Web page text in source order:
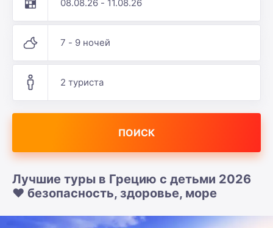
08.08.26 - 11.08.26
7 - 9 ночей
2 туриста
ПОИСК
Лучшие туры в Грецию с детьми 2026
❤️ безопасность, здоровье, море